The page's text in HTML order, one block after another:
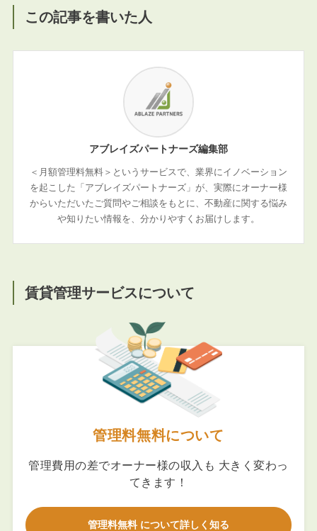
この記事を書いた人
アブレイズパートナーズ編集部
＜月額管理料無料＞というサービスで、業界にイノベーション
を起こした「アブレイズパートナーズ」が、実際にオーナー様
からいただいたご質問やご相談をもとに、不動産に関する悩み
や知りたい情報を、分かりやすくお届けします。
賃貸管理サービスについて
管理料無料について
管理費用の差でオーナー様の収入も 大きく変わっ
てきます！
管理料無料 について詳しく知る